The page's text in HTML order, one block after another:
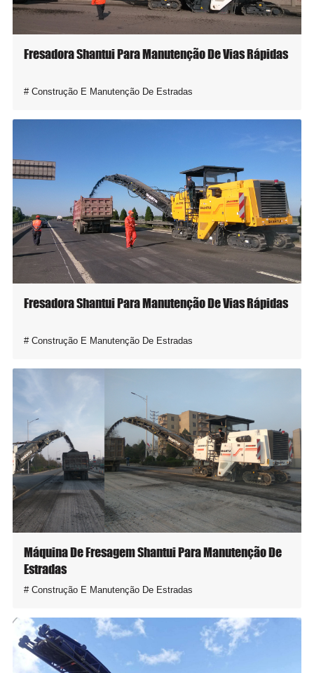
Fresadora Shantui Para Manutenção De Vias Rápidas
Construção E Manutenção De Estradas
Fresadora Shantui Para Manutenção De Vias Rápidas
Construção E Manutenção De Estradas
Máquina De Fresagem Shantui Para Manutenção De
Estradas
Construção E Manutenção De Estradas